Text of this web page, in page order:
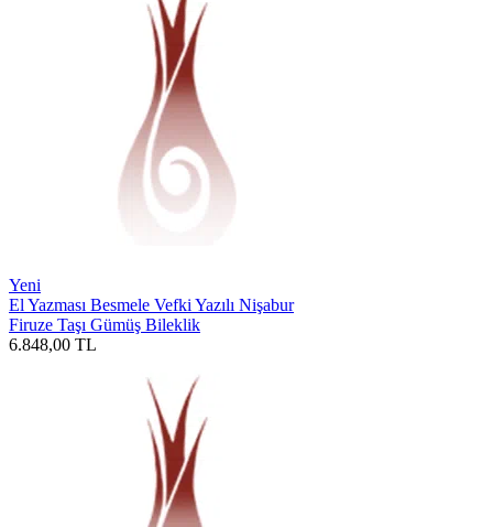
Yeni
El Yazması Besmele Vefki Yazılı Nişabur
Firuze Taşı Gümüş Bileklik
6.848,00 TL